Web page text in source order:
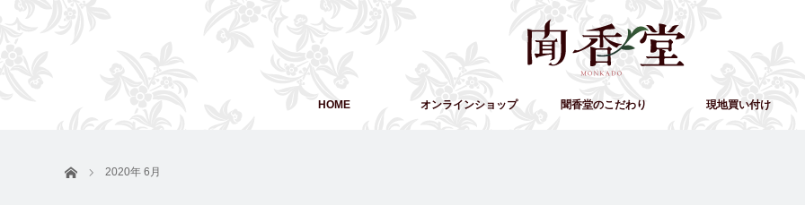
HOME オンラインショップ 聞香堂のこだわり 現地買い付け
ホーム 2020年 6月